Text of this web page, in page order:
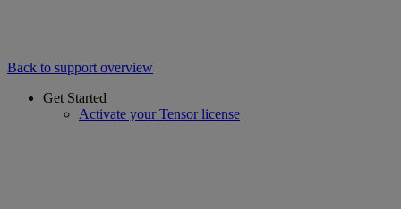
Back to support overview
Get Started
Activate your Tensor license